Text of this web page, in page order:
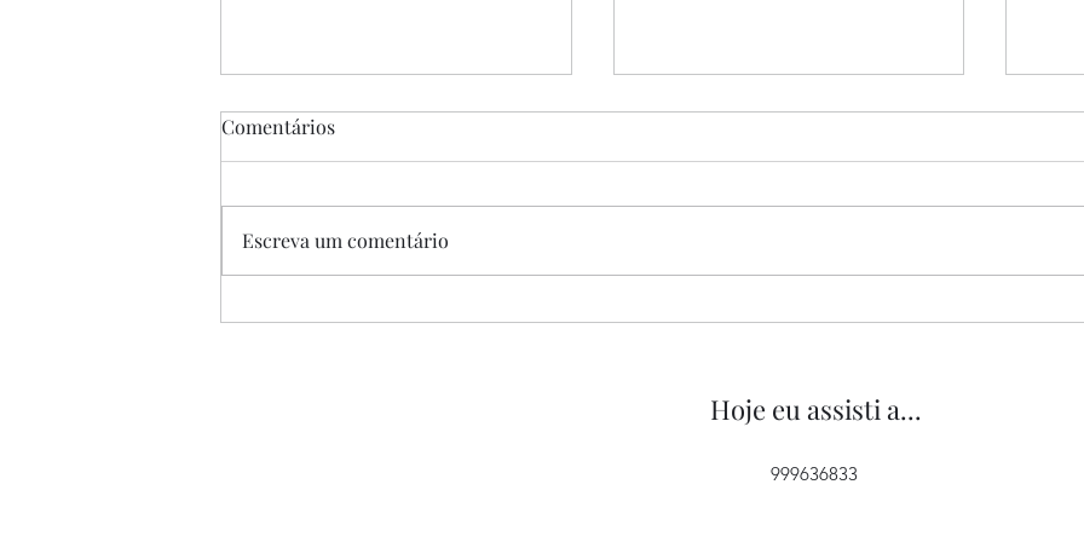
“A Única Saída”, de Park
“Tipos de Gentileza”, de
“O
Comentários
Escreva um comentário
Hoje eu assisti a...
999636833